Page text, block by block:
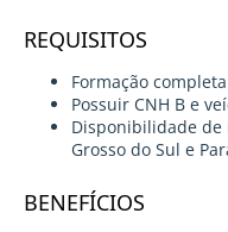
REQUISITOS
Formação
Possuir CNH B e
Disponibilidade de
Grosso do Sul e
BENEFÍCIOS